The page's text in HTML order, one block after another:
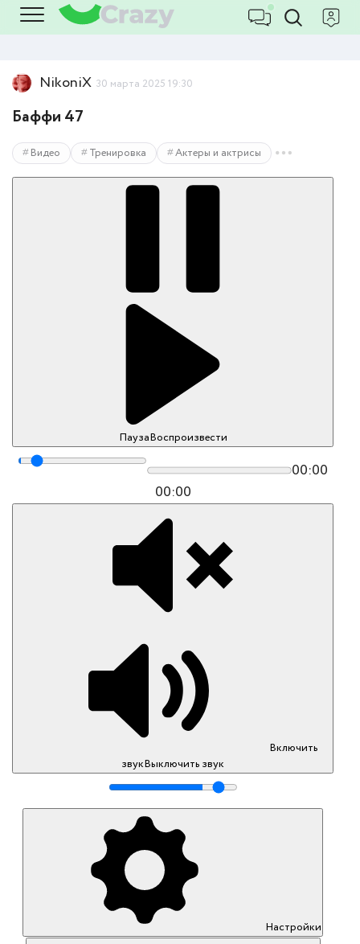
NikoniX 30 марта 2025 19:30
Баффи 47
Видео Тренировка Актеры и актрисы
ПаузаВоспроизвести
00:00
00:00
Включить
звукВыключить звук
Настройки